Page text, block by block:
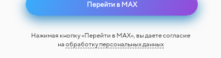
Перейти в MAX
Нажимая кнопку «Перейти в MAX», вы даете согласие
на обработку персональных данных